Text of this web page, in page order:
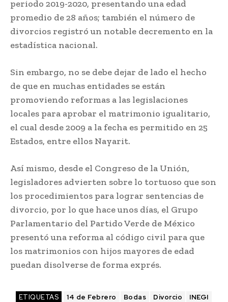
periodo 2019-2020, presentando una edad
promedio de 28 años; también el número de
divorcios registró un notable decremento en la
estadística nacional.
Sin embargo, no se debe dejar de lado el hecho
de que en muchas entidades se están
promoviendo reformas a las legislaciones
locales para aprobar el matrimonio igualitario,
el cual desde 2009 a la fecha es permitido en 25
Estados, entre ellos Nayarit.
Así mismo, desde el Congreso de la Unión,
legisladores advierten sobre lo tortuoso que son
los procedimientos para lograr sentencias de
divorcio, por lo que hace unos días, el Grupo
Parlamentario del Partido Verde de México
presentó una reforma al código civil para que
los matrimonios con hijos mayores de edad
puedan disolverse de forma exprés.
ETIQUETAS 14 de Febrero Bodas Divorcio
INEGI